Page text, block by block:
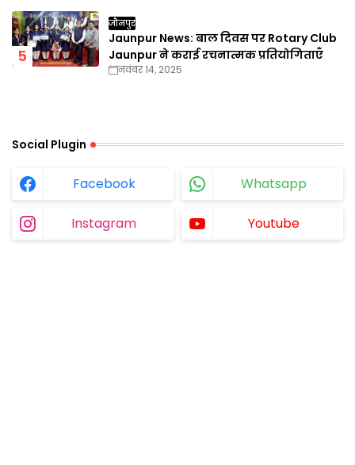
जौनपुर
Jaunpur News: बाल दिवस पर Rotary Club
Jaunpur ने कराई रचनात्मक प्रतियोगिताएँ
नवंबर 14, 2025
Social Plugin
Facebook Whatsapp
Instagram Youtube